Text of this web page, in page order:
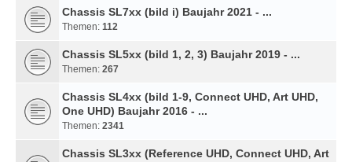
Chassis SL7xx (bild i) Baujahr 2021 - ...
Themen: 112
Chassis SL5xx (bild 1, 2, 3) Baujahr 2019 - ...
Themen: 267
Chassis SL4xx (bild 1-9, Connect UHD, Art UHD,
One UHD) Baujahr 2016 - ...
Themen: 2341
Chassis SL3xx (Reference UHD, Connect UHD, Art